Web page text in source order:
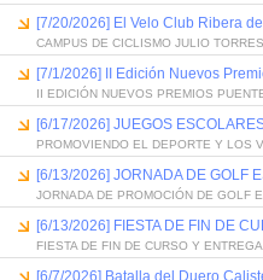
[7/20/2026] El Velo Club Ribera
CAMPUS DE CICLISMO JULIO
[7/1/2026] II Edición Nuevos
II EDICIÓN NUEVOS PREMIOS
[6/17/2026] JUEGOS
PROMOVIENDO EL DEPORTE Y LOS
[6/13/2026] JORNADA DE GOLF
JORNADA DE PROMOCIÓN DE GOLF
[6/13/2026] FIESTA DE FIN DE
FIESTA DE FIN DE CURSO Y
[6/7/2026] Batalla del Duero